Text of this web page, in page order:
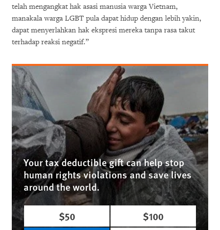
telah mengangkat hak asasi manusia warga Vietnam,
manakala warga LGBT pula dapat hidup dengan lebih yakin,
dapat menyerlahkan hak ekspresi mereka tanpa rasa takut
terhadap reaksi negatif.”
Your tax deductible gift can help stop
human rights violations and save lives
around the world.
$50
$100